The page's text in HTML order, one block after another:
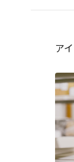
ア